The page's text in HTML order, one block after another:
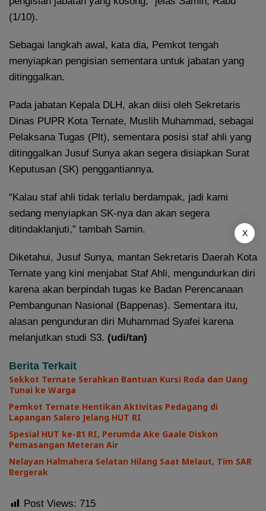
(1/10).
Sebagai langkah awal, kata dia, Pemkot tengah
menyiapkan pengisian sementara untuk jabatan yang
ditinggalkan.
Pada jabatan Kepala DLH, akan diisi oleh Sekretaris
Dinas PUPR Kota Ternate, Muslih Muhammad, sebagai
Pelaksana Tugas (Plt), sementara posisi staf ahli yang
ditinggalkan Jusuf Sunya akan segera disiapkan Surat
Keputusan (SK) penggantiannya.
“Kalau staf ahli tidak terlalu berdampak, jadi kami
sedang menyiapkan SK-nya dan akan segera
ditindaklanjuti,” tambah Samin.
Diketahui, Jusuf Sunya, mantan Sekretaris Daerah Kota
Ternate yang kini menjabat Staf Ahli, mengundurkan diri
karena akan berpindah tugas ke Badan Perencanaan
Pembangunan Nasional (Bappenas). Sementara itu,
alasan pengunduran diri Muhammad Syafei karena
melanjutkan studi S3. (udi/tan)
Berita Terkait
Sekkot Ternate Serahkan Bantuan Kursi Roda dan Uang
Tunai ke Warga
Pemkot Ternate Hentikan Aktivitas Pedagang di
Lapangan Salero Jelang HUT RI
Spesial HUT ke-81 RI, Perumda Ake Gaale Diskon
Pemasangan Meteran Air
Nelayan Halmahera Selatan Hilang Saat Melaut, Tim SAR
Bergerak
Post Views: 715
X